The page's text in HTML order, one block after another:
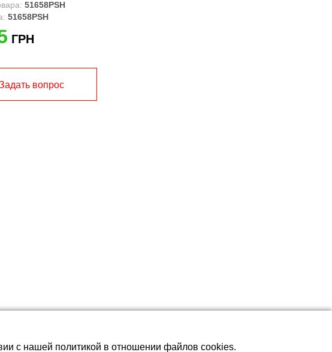
51658PSH
51658PSH
ГРН
вопрос
для полотенцесушителей различных видов
с нашей политикой в отношении файлов cookies.